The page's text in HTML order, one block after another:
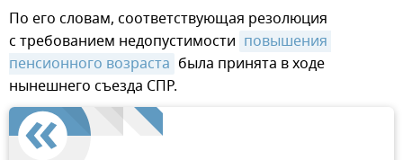
По его словам, соответствующая резолюция
с требованием недопустимости повышения
пенсионного возраста была принята в ходе
нынешнего съезда СПР.